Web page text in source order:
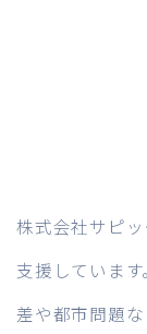
株式会社サピ
支援しています
差や都市問題